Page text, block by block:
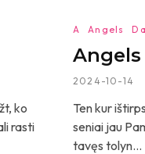
ko
rasti
A Angels
Angels
2024-10-14
Ten kur
seniai jau
tavęs tolyn...